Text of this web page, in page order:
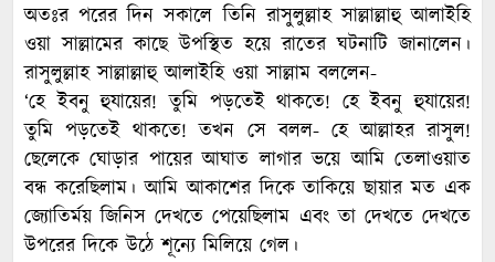
অতঃর পরের দিন সকালে তিনি রাসুলুল্লাহ সাল্লাল্লাহু আলাইহি
ওয়া সাল্লামের কাছে উপস্থিত হয়ে রাতের ঘটনাটি জানালেন।
রাসুলুল্লাহ সাল্লাল্লাহু আলাইহি ওয়া সাল্লাম বললেন-
‘হে ইবনু হুযায়ের! তুমি পড়তেই থাকতে! হে ইবনু হুযায়ের!
তুমি পড়তেই থাকতে! তখন সে বলল- হে আল্লাহর রাসুল!
ছেলেকে ঘোড়ার পায়ের আঘাত লাগার ভয়ে আমি তেলাওয়াত
বন্ধ করেছিলাম। আমি আকাশের দিকে তাকিয়ে ছায়ার মত এক
জ্যোতির্ময় জিনিস দেখতে পেয়েছিলাম এবং তা দেখতে দেখতে
উপরের দিকে উঠে শূন্যে মিলিয়ে গেল।